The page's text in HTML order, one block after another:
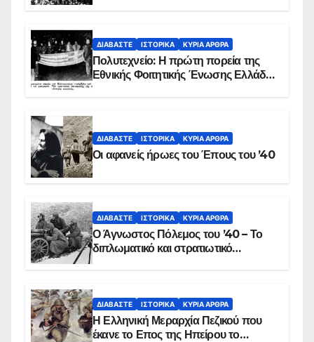
ΔΙΑΒΆΣΤΕ ΙΣΤΟΡΙΚΆ ΚΥΡΙΑ ΑΡΘΡΑ
Πολυτεχνείο: Η πρώτη πορεία της
Εθνικής Φοιτητικής Ένωσης Ελλάδος
ΔΙΑΒΆΣΤΕ ΙΣΤΟΡΙΚΆ ΚΥΡΙΑ ΑΡΘΡΑ
Οι αφανείς ήρωες του Έπους του ’40
ΔΙΑΒΆΣΤΕ ΙΣΤΟΡΙΚΆ ΚΥΡΙΑ ΑΡΘΡΑ
Ο Άγνωστος Πόλεμος του ’40 – Το
διπλωματικό και στρατιωτικό
ΔΙΑΒΆΣΤΕ ΙΣΤΟΡΙΚΆ ΚΥΡΙΑ ΑΡΘΡΑ
Η Ελληνική Μεραρχία Πεζικού που
έκανε το Επος της Ηπείρου το